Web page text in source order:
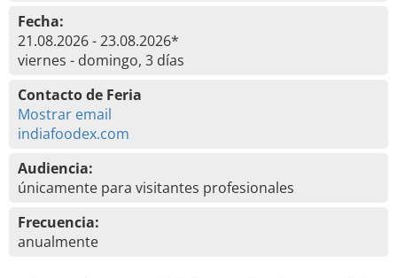
Fecha:
21.08.2026 - 23.08.2026*
viernes - domingo, 3 días
Contacto de Feria
Mostrar email
indiafoodex.com
Audiencia:
únicamente para visitantes profesionales
Frecuencia:
anualmente